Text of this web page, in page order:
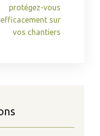
protégez-vous
efficacement sur
vos chantiers